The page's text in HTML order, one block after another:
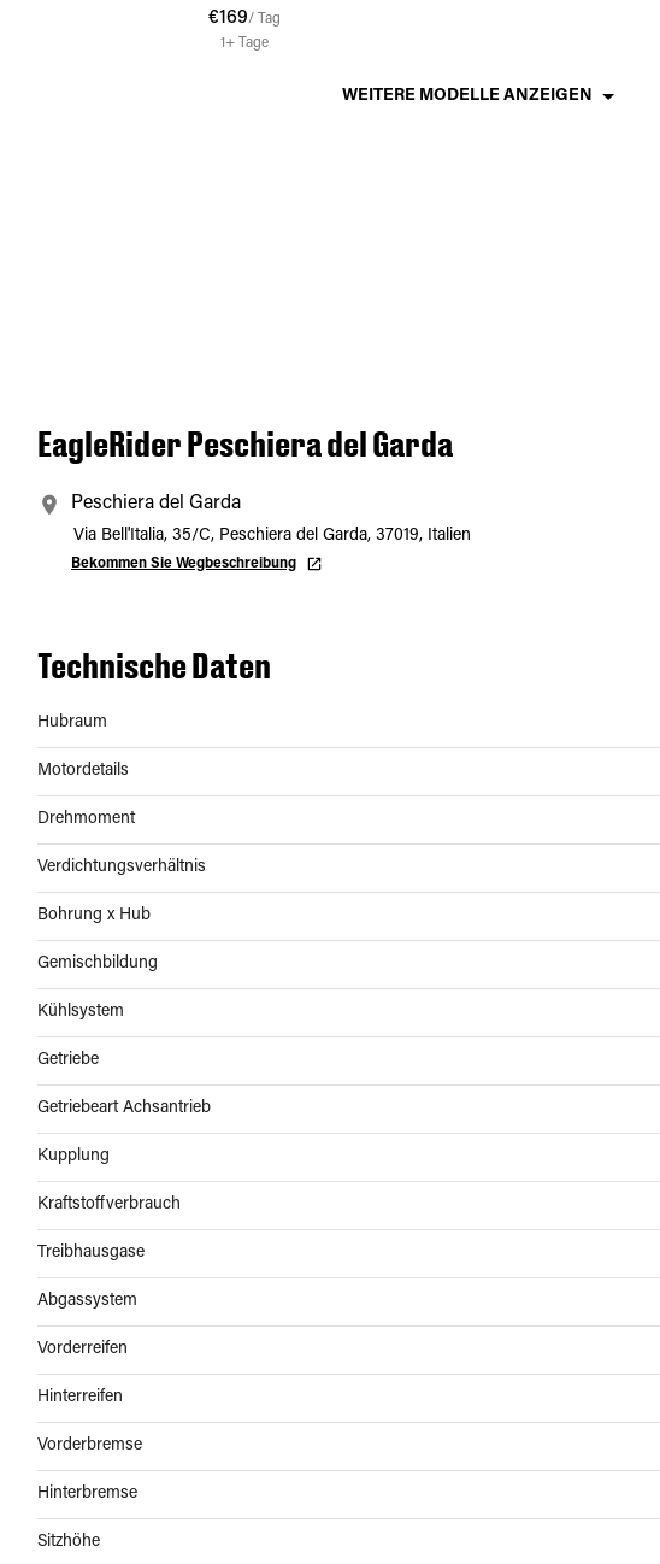
€169/ Tag
1+
Tage
WEITERE MODELLE ANZEIGEN
EagleRider Peschiera del Garda
Peschiera del Garda
Via Bell'Italia, 35/C, Peschiera del Garda, 37019, Italien
Bekommen Sie Wegbeschreibung
Technische Daten
Hubraum
Motordetails
Drehmoment
Verdichtungsverhältnis
Bohrung x Hub
Gemischbildung
Kühlsystem
Getriebe
Getriebeart Achsantrieb
Kupplung
Kraftstoffverbrauch
Treibhausgase
Abgassystem
Vorderreifen
Hinterreifen
Vorderbremse
Hinterbremse
Sitzhöhe